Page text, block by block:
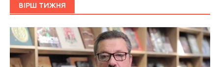
ВІРШ ТИЖНЯ